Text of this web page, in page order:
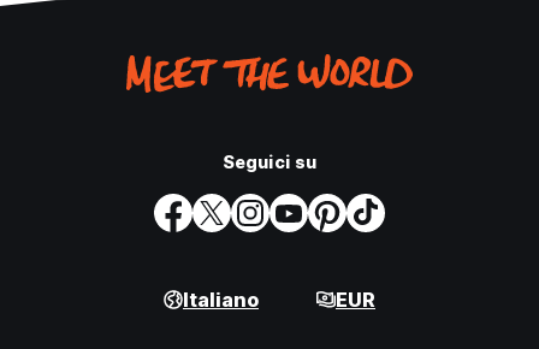
Seguici su
Italiano EUR